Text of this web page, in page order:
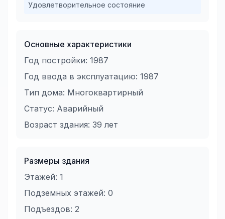
Удовлетворительное состояние
Основные характеристики
Год постройки: 1987
Год ввода в эксплуатацию: 1987
Тип дома: Многоквартирный
Статус: Аварийный
Возраст здания: 39 лет
Размеры здания
Этажей: 1
Подземных этажей: 0
Подъездов: 2